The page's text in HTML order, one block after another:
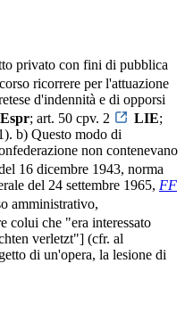
privato con fini di pubblica
ricorrere per l'attuazione
d'indennità e di opporsi
; art. 50 cpv. 2 LIE;
b) Questo modo di
non contenevano
16 dicembre 1943, norma
del 24 settembre 1965, FF
amministrativo,
colui che "era interessato
verletzt"] (cfr. al
di un'opera, la lesione di